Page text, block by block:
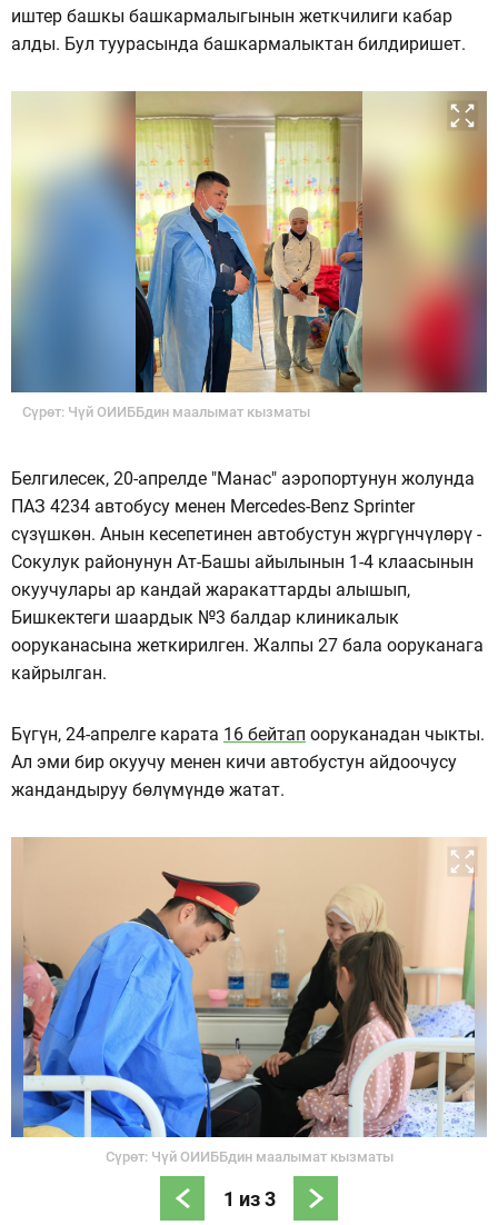
иштер башкы башкармалыгынын жеткчилиги кабар
алды. Бул туурасында башкармалыктан билдиришет.
Сүрөт: Чүй ОИИББдин маалымат кызматы
Белгилесек, 20-апрелде "Манас" аэропортунун жолунда
ПАЗ 4234 автобусу менен Mercedes-Benz Sprinter
сүзүшкөн. Анын кесепетинен автобустун жүргүнчүлөрү -
Сокулук районунун Ат-Башы айылынын 1-4 клаасынын
окуучулары ар кандай жаракаттарды алышып,
Бишкектеги шаардык №3 балдар клиникалык
ооруканасына жеткирилген. Жалпы 27 бала ооруканага
кайрылган.
Бүгүн, 24-апрелге карата 16 бейтап ооруканадан чыкты.
Ал эми бир окуучу менен кичи автобустун айдоочусу
жандандыруу бөлүмүндө жатат.
Сүрөт: Чүй ОИИББдин маалымат кызматы
1 из3